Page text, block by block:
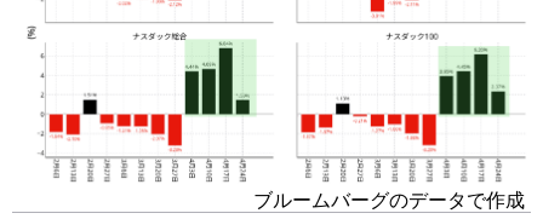
ブルームバーグのデータで作成